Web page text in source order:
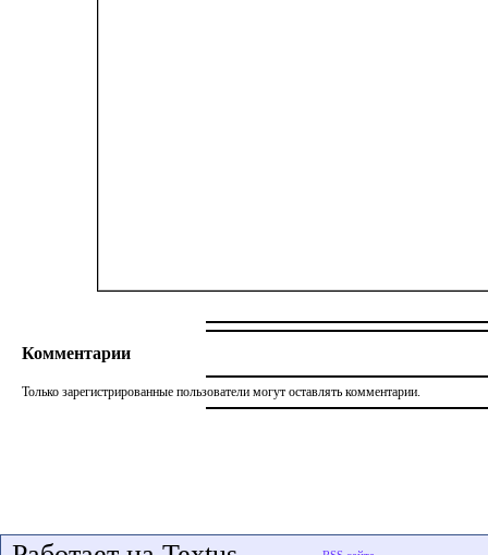
Комментарии
Только зарегистрированные пользователи могут оставлять комментарии.